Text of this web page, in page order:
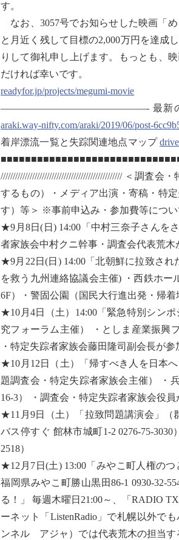
す。
なお、3057号でお知らせした映画「
と月近く残して目標の2,000万円を達成
りして御礼申し上げます。もっとも、
だければ幸いです。
readyfor.jp/projects/megumi-movie
———————————————- 最新の北朝
araki.way-nifty.com/araki/2019/06/post-
着岸漂流一覧と失踪関連地点マップ
////////////////////////////////////////////////// ＜調査
するもの）・メディア出演・寄稿・特
す）等＞ ※事前申込み・参加費等につい
★9月8日(日) 14:00「中村三奈子さんを
者家族会中村クニ幹事・調査会代表荒
★9月22日(日) 14:00「北朝鮮に拉致さ
を救う九州連絡協議会主催) ・西鉄ホー
6F）・警固公園（国民大行進出発・帰
★10月4日（土）14:00「緊急特別シン
究フォーラム主催） ・としま産業振興
・特定失踪者家族会藤田隆司副会長が参
★10月12日（土）「帰すべき人を日本
題調査会・特定失踪者家族会主催） ・
16-3） ・調査会・特定失踪者家族会役
★11月9日（土）「拉致問題講演会」（
バス停すぐ 館林市城町1-2 0276-75-
2518）
★12月7日(土) 13:00「みやこ町人権の
福岡県みやこ町勝山黒田86-1 0930-
る！」 毎週木曜日21:00～、「RADIO
ーネット「ListenRadio」で札幌以外で
ンネル アジャ）では代表荒木の担当す